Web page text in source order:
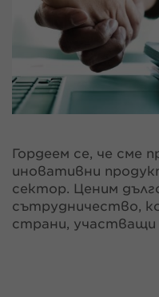
Гордеем се, че сме
иновативни
сектор. Ценим
сътрудничество,
страни, участващи